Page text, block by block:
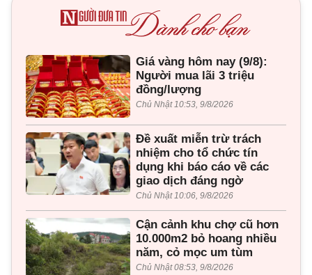
Giá vàng hôm nay (9/8):
Người mua lãi 3 triệu
đồng/lượng
Chủ Nhật 10:53, 9/8/2026
Đề xuất miễn trừ trách
nhiệm cho tổ chức tín
dụng khi báo cáo về các
giao dịch đáng ngờ
Chủ Nhật 10:06, 9/8/2026
Cận cảnh khu chợ cũ hơn
10.000m2 bỏ hoang nhiều
năm, cỏ mọc um tùm
Chủ Nhật 08:53, 9/8/2026